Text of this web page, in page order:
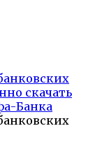
скачать
Банка